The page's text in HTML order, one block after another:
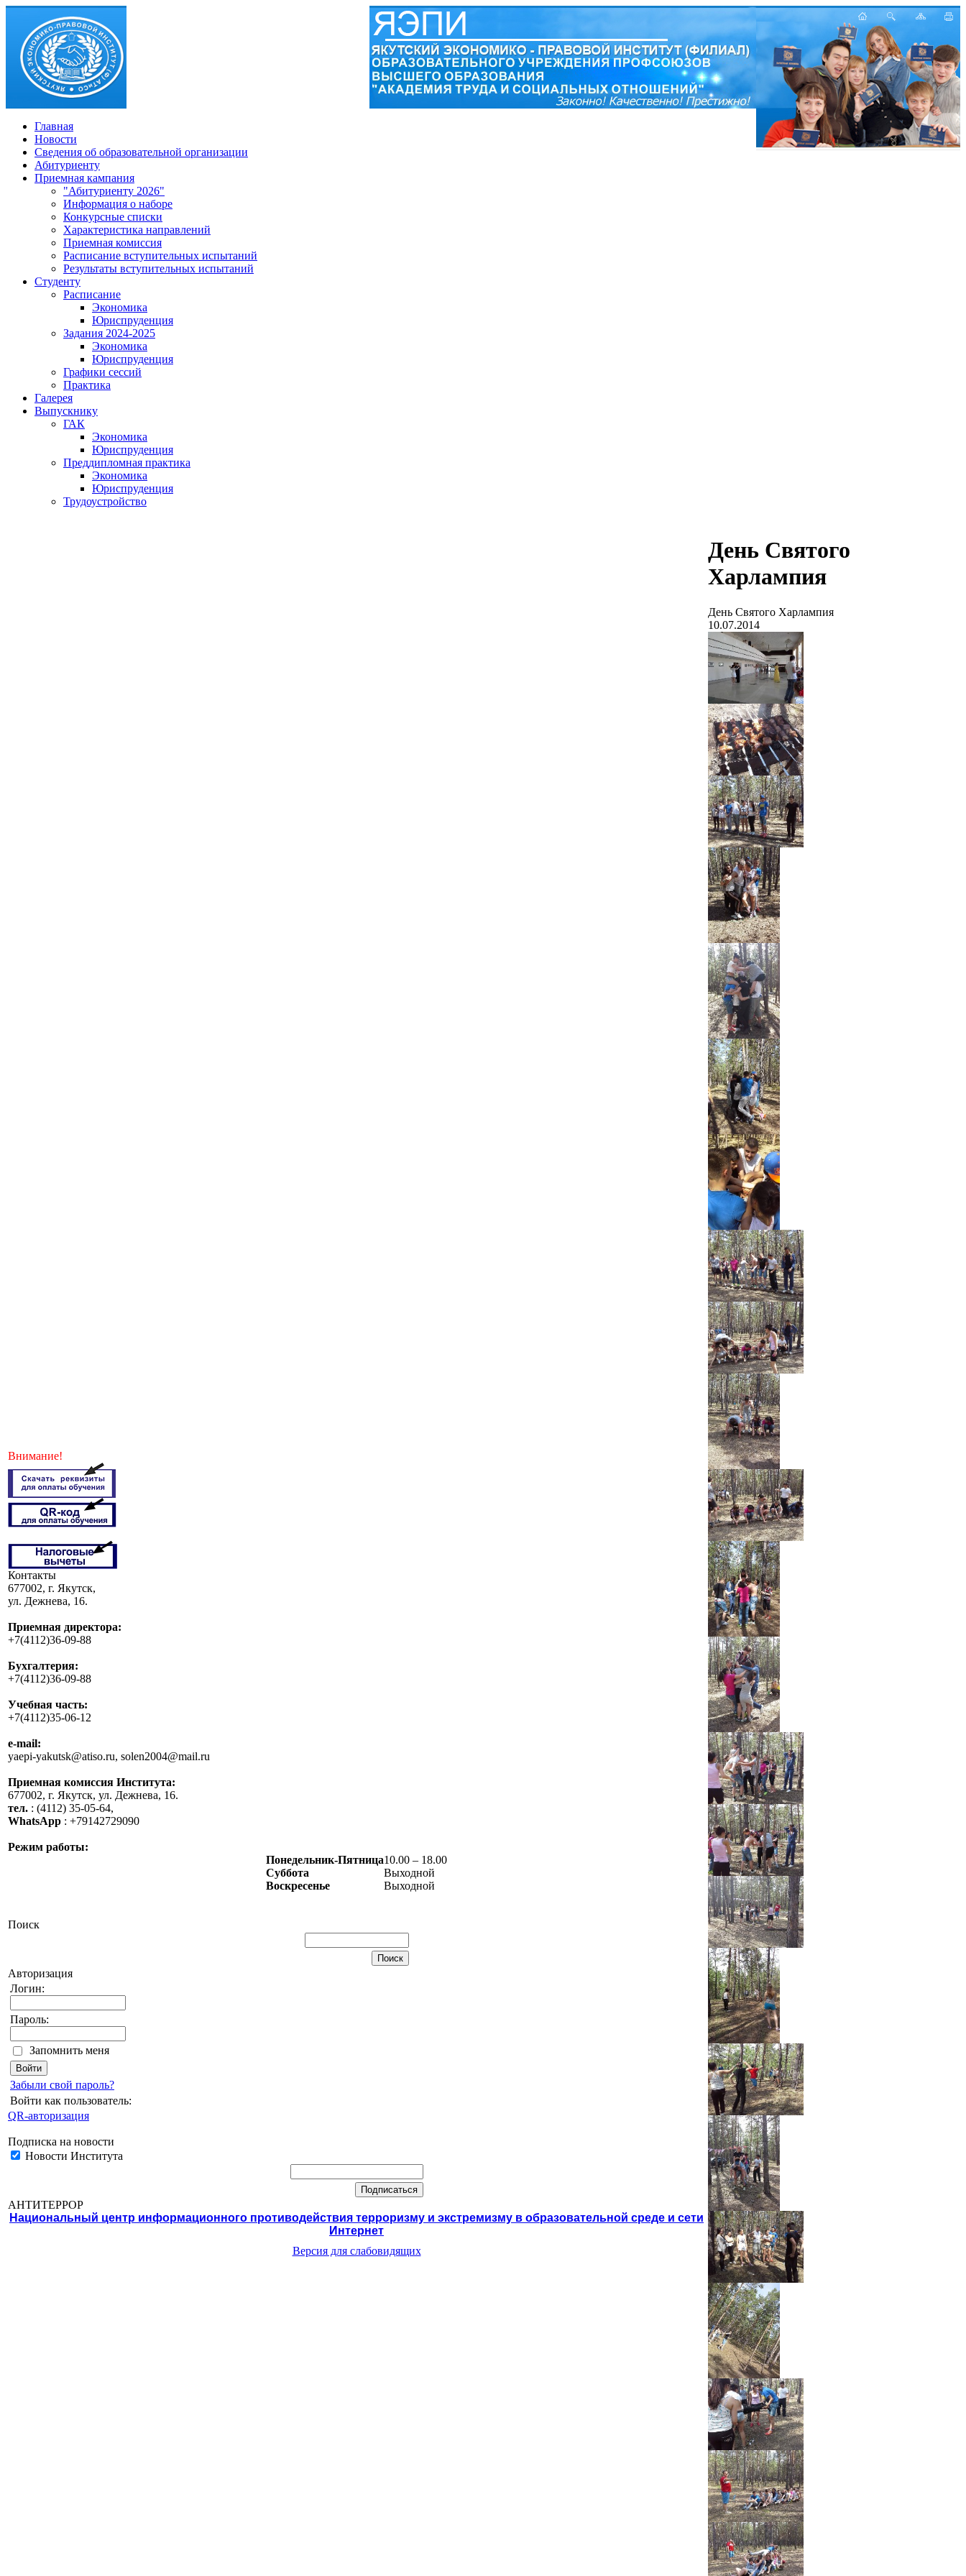
Главная
Новости
Сведения об образовательной организации
Абитуриенту
Приемная кампания
"Абитуриенту 2026"
Информация о наборе
Конкурсные списки
Характеристика направлений
Приемная комиссия
Расписание вступительных испытаний
Результаты вступительных испытаний
Студенту
Расписание
Экономика
Юриспруденция
Задания 2024-2025
Экономика
Юриспруденция
Графики сессий
Практика
Галерея
Выпускнику
ГАК
Экономика
Юриспруденция
Преддипломная практика
Экономика
Юриспруденция
Трудоустройство
Внимание!
Контакты
677002, г. Якутск,
ул. Дежнева, 16.
Приемная директора:
+7(4112)36-09-88
Бухгалтерия:
+7(4112)36-09-88
Учебная часть:
+7(4112)35-06-12
e-mail:
yaepi-yakutsk@atiso.ru, solen2004@mail.ru
Приемная комиссия Института:
677002, г. Якутск, ул. Дежнева, 16.
тел. : (4112) 35-05-64,
WhatsApp : +79142729090
Режим работы:
Понедельник-Пятница10.00 – 18.00
Суббота
Выходной
Воскресенье
Выходной
Поиск
Авторизация
Логин:
Пароль:
Запомнить меня
Забыли свой пароль?
Войти как пользователь:
QR-авторизация
Подписка на новости
Новости Института
АНТИТЕРРОР
Национальный центр информационного противодействия терроризму и экстремизму в образовательной среде и сети
Интернет
Версия для слабовидящих
День Святого
Харлампия
День Святого Харлампия
10.07.2014